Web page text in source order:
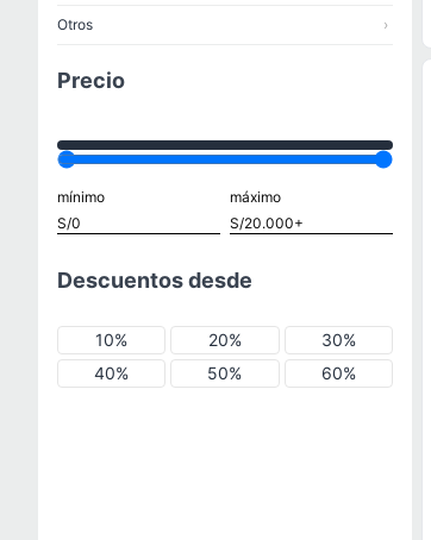
Otros ›
Precio
mínimo máximo
Descuentos desde
10% 20%
30%
40%
50% 60%